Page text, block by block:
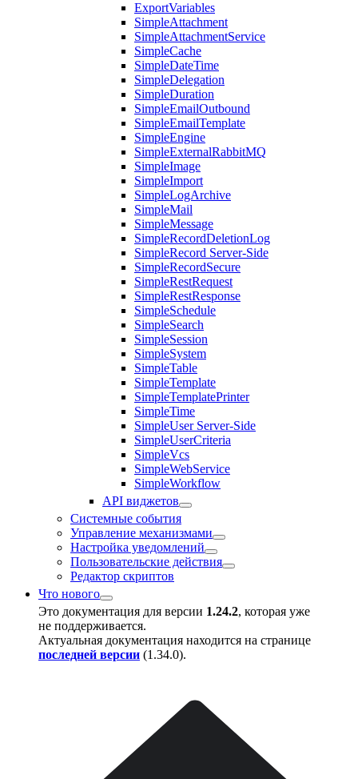
ExportVariables
SimpleAttachment
SimpleAttachmentService
SimpleCache
SimpleDateTime
SimpleDelegation
SimpleDuration
SimpleEmailOutbound
SimpleEmailTemplate
SimpleEngine
SimpleExternalRabbitMQ
SimpleImage
SimpleImport
SimpleLogArchive
SimpleMail
SimpleMessage
SimpleRecordDeletionLog
SimpleRecord Server-Side
SimpleRecordSecure
SimpleRestRequest
SimpleRestResponse
SimpleSchedule
SimpleSearch
SimpleSession
SimpleSystem
SimpleTable
SimpleTemplate
SimpleTemplatePrinter
SimpleTime
SimpleUser Server-Side
SimpleUserCriteria
SimpleVcs
SimpleWebService
SimpleWorkflow
API виджетов
Системные события
Управление механизмами
Настройка уведомлений
Пользовательские действия
Редактор скриптов
Что нового
Это документация для версии 1.24.2, которая уже
не поддерживается.
Актуальная документация находится на странице
последней версии (1.34.0).